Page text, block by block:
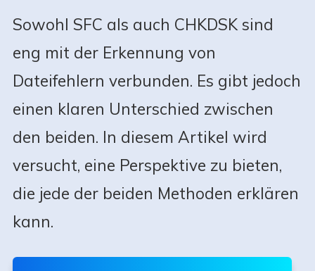
Sowohl SFC als auch CHKDSK sind
eng mit der Erkennung von
Dateifehlern verbunden. Es gibt jedoch
einen klaren Unterschied zwischen
den beiden. In diesem Artikel wird
versucht, eine Perspektive zu bieten,
die jede der beiden Methoden erklären
kann.